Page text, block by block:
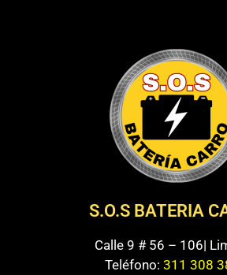
S.O.S BATERIA
Calle 9 # 56 – 106|
Teléfono: 311 308